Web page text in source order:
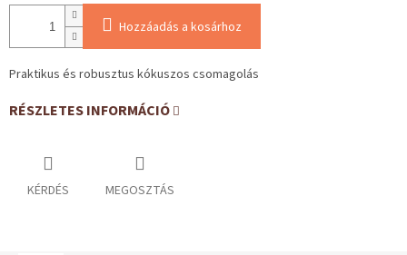
Hozzáadás a kosárhoz
Praktikus és robusztus kókuszos csomagolás
RÉSZLETES INFORMÁCIÓ
KÉRDÉS MEGOSZTÁS